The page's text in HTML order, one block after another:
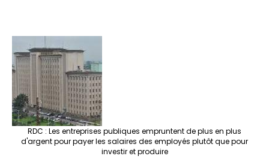
RDC : Les entreprises publiques empruntent de plus en plus
d'argent pour payer les salaires des employés plutôt que pour
investir et produire